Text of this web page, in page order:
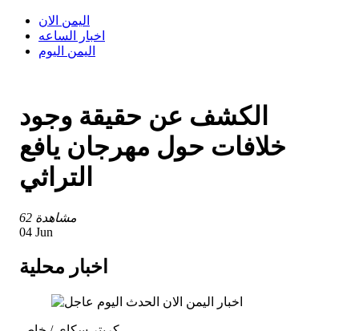
اليمن الان
اخبار الساعه
اليمن اليوم
الكشف عن حقيقة وجود
خلافات حول مهرجان يافع
التراثي
62 مشاهدة
04 Jun
اخبار محلية